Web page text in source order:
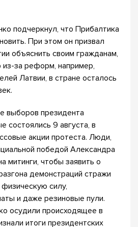
подчеркнул, что Прибалтика
При этом он призвал
объяснить своим гражданам,
из-за реформ, например,
Латвии, в стране осталось
выборов президента
состоялись 9 августа, в
акции протеста. Люди,
победой Александра
митинги, чтобы заявить о
демонстраций стражи
силу,
и даже резиновые пули.
осудили происходящее в
итоги президентских